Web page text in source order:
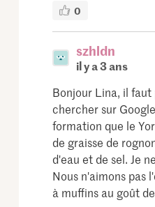
0
szhldn
il y a 3 ans
Bonjour Lina, il
chercher sur
formation que le
de graisse de
d'eau et de sel. Je
Nous n'aimons pas
à muffins au goût